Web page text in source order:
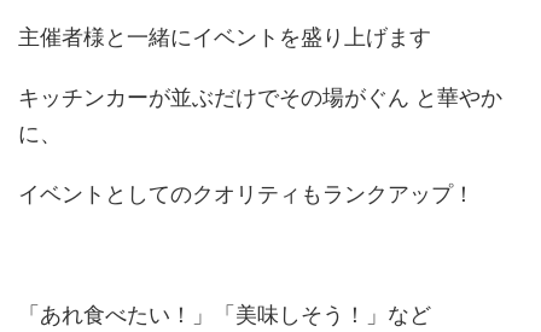
主催者様と一緒にイベントを盛り上げます
キッチンカーが並ぶだけでその場がぐん と華やか
に、
イベントとしてのクオリティもランクアップ！
「あれ食べたい！」「美味しそう！」など